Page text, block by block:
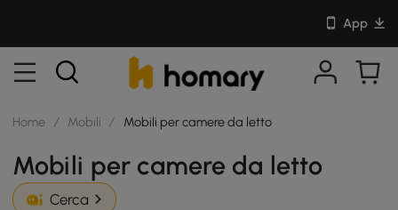
App
Home / Mobili / Mobili per camere da letto
Mobili per camere da letto
Cerca